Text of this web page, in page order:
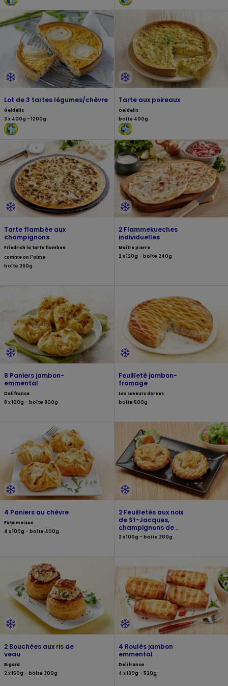
Lot de 3 tartes légumes/chèvre
Geldelis
3 x 400g - 1200g
Tarte aux poireaux
Geldelis
boîte 400g
Tarte flambée aux
champignons
Friedrich la tarte flambee
comme on l'aime
boîte 260g
2 Flammekueches
individuelles
Maitre pierre
2 x 120g - boîte 240g
8 Paniers jambon-
emmental
Delifrance
8 x 100g - boîte 800g
Feuilleté jambon-
fromage
Les saveurs dorees
boîte 500g
4 Paniers au chèvre
Fete maison
4 x 100g - boîte 400g
2 Feuilletés aux noix
de St-Jacques,
champignons de
Paris, Cognac fine
2 x 100g - boîte 200g
2 Bouchées aux ris de
veau
Bigard
2 x 150g - boîte 300g
4 Roulés jambon
emmental
Delifrance
4 x 130g - 520g